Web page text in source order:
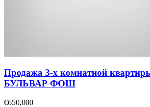
Продажа 3-х комнатной
БУЛЬВАР ФОШ
€650,000